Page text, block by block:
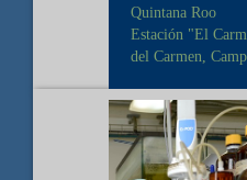
Quintana Roo
Estación "El
del Carmen,